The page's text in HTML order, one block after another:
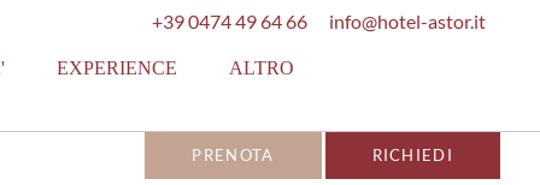
EXPERIENCE ALTRO
PRENOTA RICHIEDI
+39 0474 49 64 66 info@hotel-astor.it